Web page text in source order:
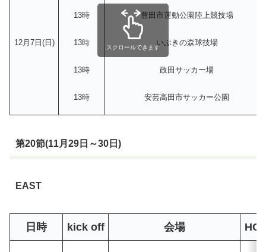
12月7日(日)
13時
13時
13時
13時
豊田市運動公園陸上競技場
いぶきの森球技場
政田サッカー場
安芸高田市サッカー公園
スクロールできます
第20節(11月29日～30日)
EAST
日時 kick off 会場